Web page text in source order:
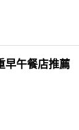
早午餐店推薦